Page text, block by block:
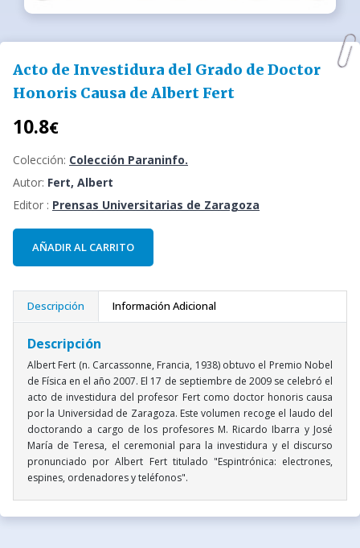
Acto de Investidura del Grado de Doctor
Honoris Causa de Albert Fert
10.8€
Colección: Colección Paraninfo.
Autor: Fert, Albert
Editor : Prensas Universitarias de Zaragoza
AÑADIR AL CARRITO
Descripción Información Adicional
Descripción
Albert Fert (n. Carcassonne, Francia, 1938) obtuvo el Premio Nobel
de Física en el año 2007. El 17 de septiembre de 2009 se celebró el
acto de investidura del profesor Fert como doctor honoris causa
por la Universidad de Zaragoza. Este volumen recoge el laudo del
doctorando a cargo de los profesores M. Ricardo Ibarra y José
María de Teresa, el ceremonial para la investidura y el discurso
pronunciado por Albert Fert titulado "Espintrónica: electrones,
espines, ordenadores y teléfonos".